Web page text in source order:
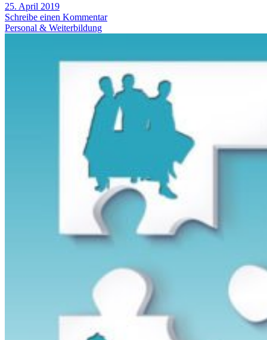
25. April 2019
Schreibe einen Kommentar
Personal & Weiterbildung